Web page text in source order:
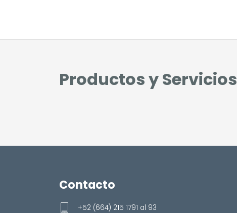
Productos y Servicios
Contacto
+52 (664) 215 1791 al 93